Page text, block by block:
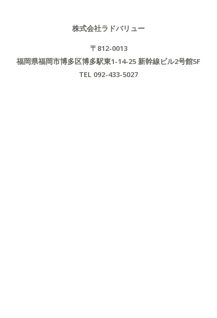
株式会社ラドバリュー
〒812-0013
福岡県福岡市博多区博多駅東1-14-25 新幹線ビル2号館5F
TEL 092-433-5027